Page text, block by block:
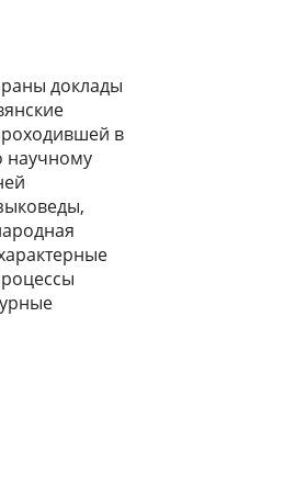
доклады
в
научному